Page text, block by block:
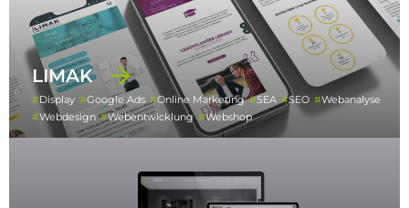
LIMAK
Display Google Ads Online Marketing SEA SEO
Webanalyse
Webdesign
Webentwicklung Webshop